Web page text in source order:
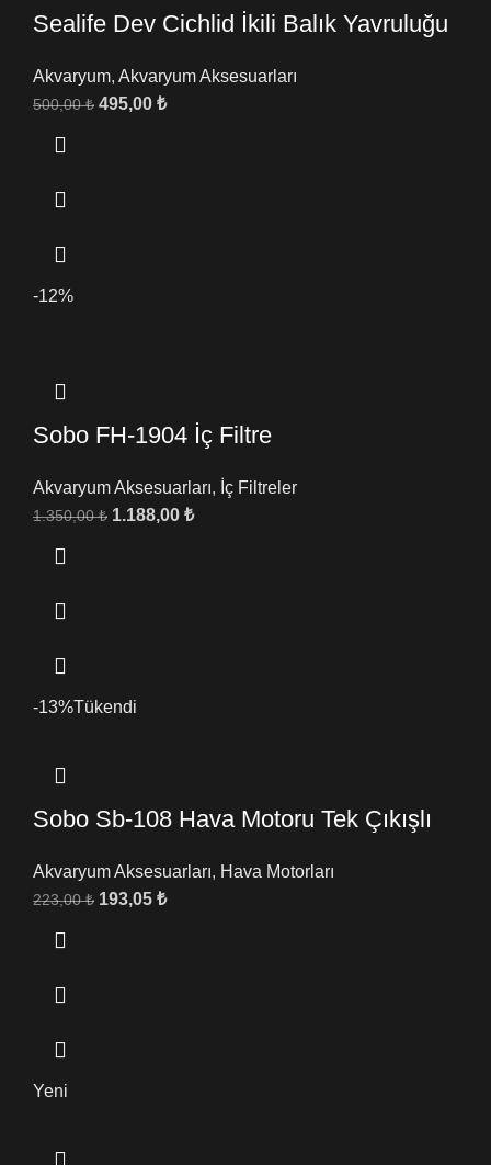
Sealife Dev Cichlid İkili Balık Yavruluğu
Akvaryum, Akvaryum Aksesuarları
500,00₺ 495,00 ₺
-12%
Sobo FH-1904 İç Filtre
Akvaryum Aksesuarları, İç Filtreler
1.350,00₺ 1.188,00 ₺
-13%Tükendi
Sobo Sb-108 Hava Motoru Tek Çıkışlı
Akvaryum Aksesuarları, Hava Motorları
223,00₺ 193,05 ₺
Yeni